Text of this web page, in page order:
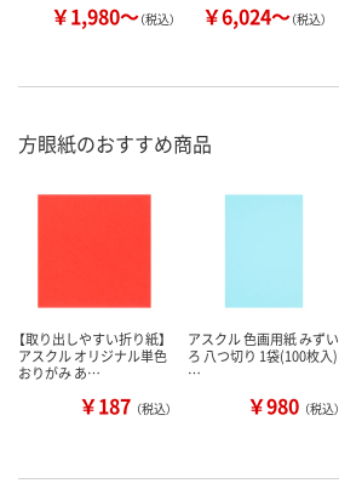
￥1,980～（税込） ￥6,024～（税込）
方眼紙のおすすめ商品
【取り出しやすい折り紙】
アスクル オリジナル単色
おりがみ あ…
￥187 （税込）
アスクル 色画用紙 みずい
ろ 八つ切り 1袋(100枚入)
…
￥980 （税込）